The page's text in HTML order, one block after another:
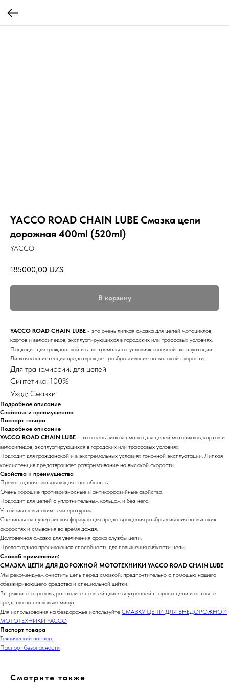
YACCO ROAD CHAIN LUBE Смазка цепи
дорожная 400ml (520ml)
YACCO
185000,00 UZS
В корзину
YACCO ROAD CHAIN LUBE - это очень липкая смазка для цепей мотоциклов,
картов и велосипедов, эксплуатирующихся в городских или трассовых условиях.
Подходит для гражданской и в экстремальных условиях гоночной эксплуатации.
Липкая консистенция предотвращает разбрызгивание на высокой скорости.
Для трансмиссии: для цепей
Синтетика: 100%
Уход: Смазки
Подробное описание
Свойства и преимущества
Паспорт товара
Подробное описание
YACCO ROAD CHAIN LUBE - это очень липкая смазка для цепей мотоциклов, картов и
велосипедов, эксплуатирующихся в городских или трассовых условиях.
Подходит для гражданской и в экстремальных условиях гоночной эксплуатации. Липкая
консистенция предотвращает разбрызгивание на высокой скорости.
Свойства и преимущества
Превосходная смазывающая способность.
Очень хорошие противоизносные и антикоррозийные свойства.
Подходит для цепей с уплотнительным кольцом и без него.
Устойчива к высоким температурам.
Специальная супер липкая формула для предотвращения разбрызгивания на высоких
скоростях и смывания во время дождя.
Долговечная смазка для увеличения срока службы цепи.
Превосходная проникающая способность для повышения гибкости цепи.
Способ применения:
СМАЗКА ЦЕПИ ДЛЯ ДОРОЖНОЙ МОТОТЕХНИКИ YACCO ROAD CHAIN LUBE
Мы рекомендуем очистить цепь перед смазкой, предпочтительно с помощью нашего
обезжиривающего средства и специальной щётки.
Встряхните аэрозоль, распылите по всей длине внутренней стороны цепи и оставьте
средство на несколько минут.
Для использования на бездорожье используйте СМАЗКУ ЦЕПИ ДЛЯ ВНЕДОРОЖНОЙ
МОТОТЕХНИКИ YACCO
Паспорт товара
Технический паспорт
Паспорт безопасности
Смотрите также